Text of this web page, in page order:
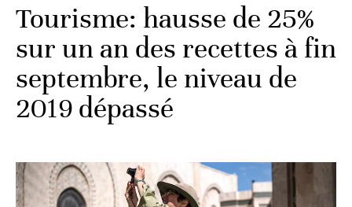
Tourisme: hausse de 25%
sur un an des recettes à fin
septembre, le niveau de
2019 dépassé